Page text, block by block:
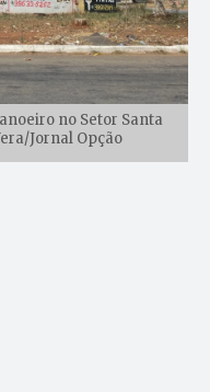
no Setor Santa
Jornal Opção